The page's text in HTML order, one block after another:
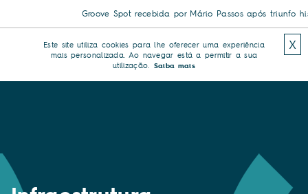
Groove Spot recebida por Mário Passos após triunfo
Este site utiliza cookies para lhe oferecer uma experiência
mais personalizada. Ao navegar está a permitir a sua
utilização. Saiba mais
X